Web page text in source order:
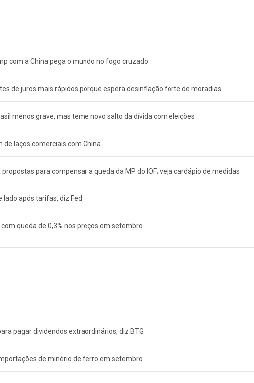
com a China pega o mundo no fogo cruzado
de juros mais rápidos porque espera desinflação forte de moradias
menos grave, mas teme novo salto da dívida com eleições
de laços comerciais com China
para compensar a queda da MP do IOF; veja cardápio de medidas
lado após tarifas, diz Fed
queda de 0,3% nos preços em setembro
pagar dividendos extraordinários, diz BTG
de minério de ferro em setembro